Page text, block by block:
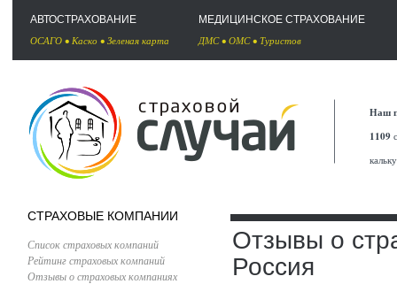
АВТОСТРАХОВАНИЕ
ОСАГО • Каско • Зеленая карта
МЕДИЦИНСКОЕ СТРАХОВАНИЕ
ДМС• ОМС• Туристов
Наш
1109
СТРАХОВЫЕ КОМПАНИИ
Список страховых компаний
Рейтинг страховых компаний
Отзывы о страховых компаниях
Отзывы о
Россия